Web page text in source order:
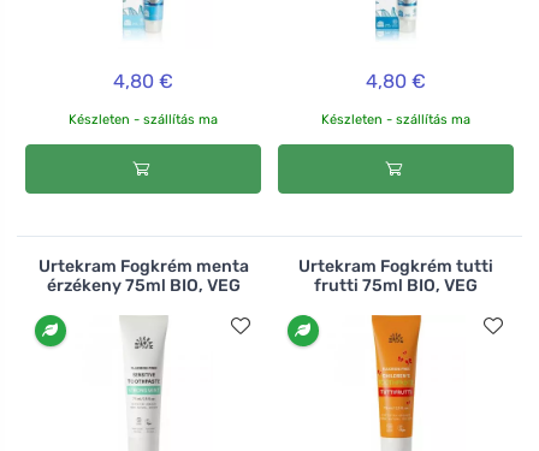
4,80 €
Készleten - szállítás ma
4,80 €
Készleten - szállítás ma
Urtekram Fogkrém menta
érzékeny 75ml BIO, VEG
Urtekram Fogkrém tutti
frutti 75ml BIO, VEG